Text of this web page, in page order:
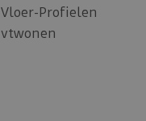
Vloer-Profielen
vtwonen